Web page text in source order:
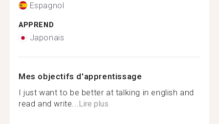
Espagnol
APPREND
Japonais
Mes objectifs d'apprentissage
I just want to be better at talking in english and
read and write...Lire plus